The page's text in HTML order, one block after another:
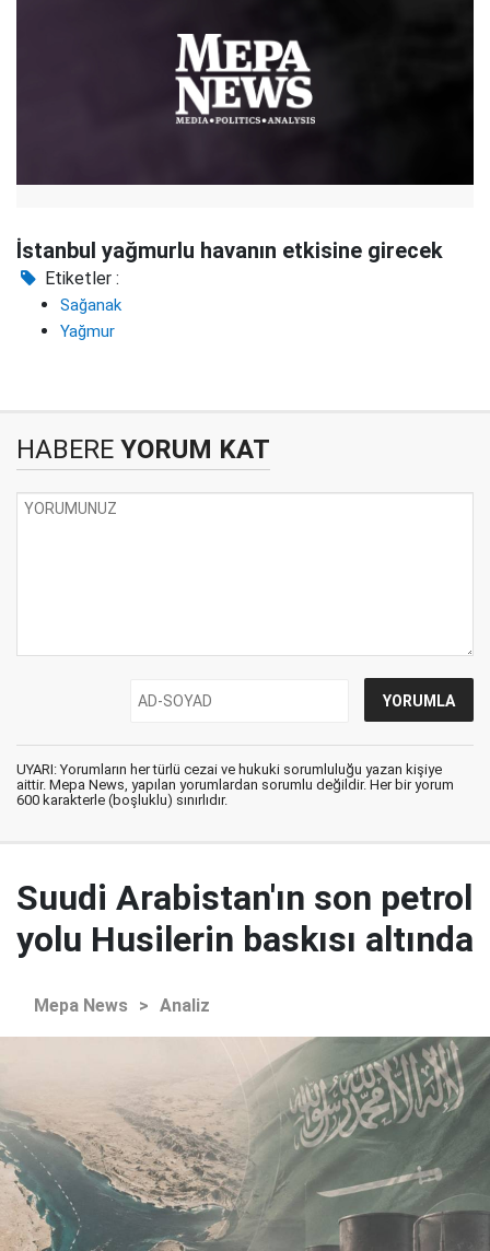
İstanbul yağmurlu havanın etkisine girecek
Etiketler :
Sağanak
Yağmur
HABERE YORUM KAT
UYARI: Yorumların her türlü cezai ve hukuki sorumluluğu yazan kişiye
aittir. Mepa News, yapılan yorumlardan sorumlu değildir. Her bir yorum
600 karakterle (boşluklu) sınırlıdır.
Suudi Arabistan'ın son petrol
yolu Husilerin baskısı altında
Mepa News > Analiz